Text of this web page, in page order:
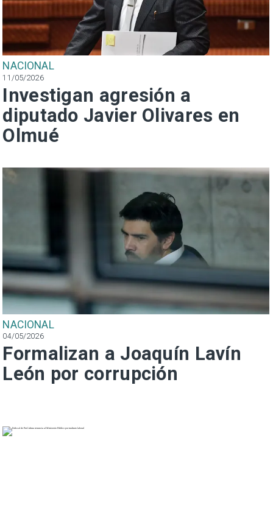
NACIONAL
11/05/2026
Investigan agresión a
diputado Javier Olivares en
Olmué
NACIONAL
04/05/2026
Formalizan a Joaquín Lavín
León por corrupción